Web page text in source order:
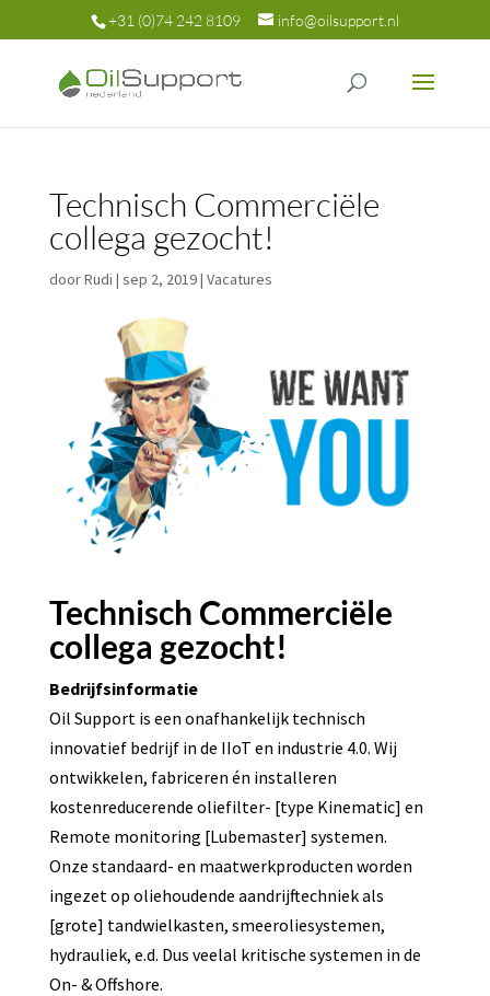
+31 (0)74 242 8109 info@oilsupport.nl
Technisch Commerciële
collega gezocht!
doorRudi | sep 2, 2019| Vacatures
Technisch Commerciële
collega gezocht!
Bedrijfsinformatie
Oil Support is een onafhankelijk technisch
innovatief bedrijf in de IIoT en industrie 4.0. Wij
ontwikkelen, fabriceren én installeren
kostenreducerende oliefilter- [type Kinematic] en
Remote monitoring [Lubemaster] systemen.
Onze standaard- en maatwerkproducten worden
ingezet op oliehoudende aandrijftechniek als
[grote] tandwielkasten, smeeroliesystemen,
hydrauliek, e.d. Dus veelal kritische systemen in de
On- & Offshore.